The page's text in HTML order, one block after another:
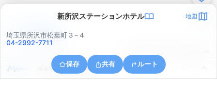
新所沢ステーションホテル 地図
埼玉県所沢市松葉町３−４
04-2992-7711
保存 共有 ルート
埼玉県所沢市大字神米金
アプリで見る